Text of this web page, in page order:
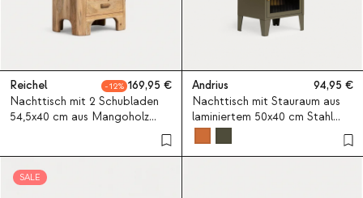
Reichel 12
169,95
Nachttisch mit 2 Schubladen
54,5x40 cm aus Mangoholz
Andrius
94,95
Nachttisch mit Stauraum aus
laminiertem 50x40 cm Stahl
und Glas von Andrius
SALE